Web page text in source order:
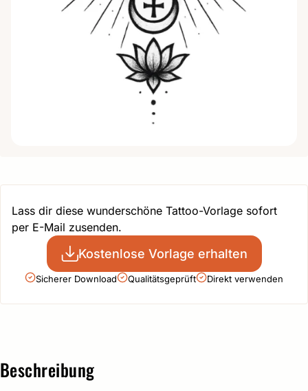
Lass dir diese wunderschöne Tattoo-Vorlage sofort
per E-Mail zusenden.
Kostenlose Vorlage erhalten
Sicherer Download Qualitätsgeprüft Direkt verwenden
Beschreibung